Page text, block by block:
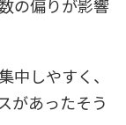
の偏りが影響
しやすく、
があったそう